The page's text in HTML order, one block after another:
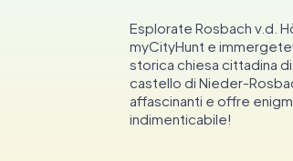
Esplorate Rosbach v.d.
myCityHunt e
storica chiesa cittadina
castello di Nieder-
affascinanti e offre
indimenticabile!